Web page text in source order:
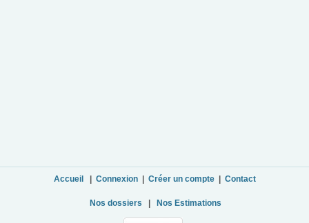
Accueil Connexion| Créer un compte| Contact
Nos dossiers Nos Estimations